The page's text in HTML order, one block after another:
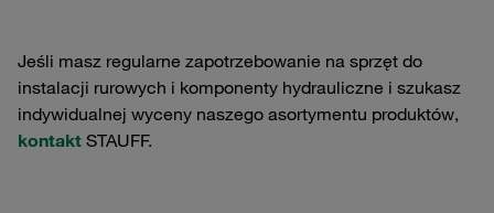
Jeśli masz regularne zapotrzebowanie na sprzęt do
instalacji rurowych i komponenty hydrauliczne i szukasz
indywidualnej wyceny naszego asortymentu produktów,
kontakt STAUFF.